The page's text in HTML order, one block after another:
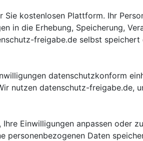
kostenlosen Plattform. Ihr
in die Erhebung, Speicherung,
freigabe.de selbst
datenschutzkonform
nutzen datenschutz-freigabe.de,
Einwilligungen anpassen oder
personenbezogenen Daten